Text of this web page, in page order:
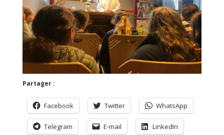
Partager :
Facebook Twitter WhatsApp
Telegram E-mail LinkedIn